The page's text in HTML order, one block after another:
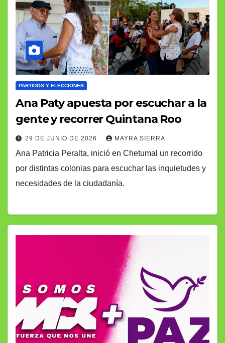
PARTIDOS Y ELECCIONES
Ana Paty apuesta por escuchar a la
gente y recorrer Quintana Roo
29 DE JUNIO DE 2026 MAYRA SIERRA
Ana Patricia Peralta, inició en Chetumal un recorrido
por distintas colonias para escuchar las inquietudes y
necesidades de la ciudadanía.